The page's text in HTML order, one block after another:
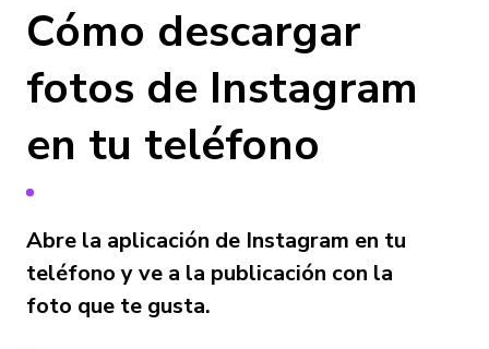
Cómo descargar
fotos de Instagram
en tu teléfono
Abre la aplicación de Instagram en tu
teléfono y ve a la publicación con la
foto que te gusta.